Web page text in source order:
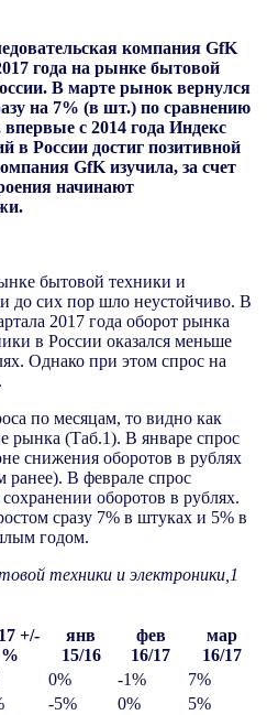
компания GfK
года на рынке бытовой
В марте рынок вернулся
на 7% (в шт.) по сравнению
с 2014 года Индекс
в России достиг позитивной
GfK изучила, за счет
начинают
бытовой техники и
до сих пор шло неустойчиво. В
2017 года оборот рынка
в России оказался меньше
Однако при этом спрос на
по месяцам, то видно как
рынка (Таб.1). В январе спрос
снижения оборотов в рублях
ранее). В феврале спрос
оборотов в рублях.
сразу 7% в штуках и 5% в
годом.
техники и электроники,1
+/-
%
янв
15/16
фев
16/17
мар
16/17
0% -1% 7%
-5% 0% 5%